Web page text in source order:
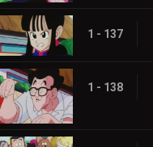
1 - 137
1 - 138